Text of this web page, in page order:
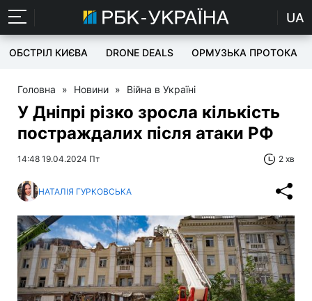
UA
ОБСТРІЛ КИЄВА DRONE DEALS ОРМУЗЬКА ПРОТОКА
Головна » Новини » Війна в Україні
У Дніпрі різко зросла кількість
постраждалих після атаки РФ
14:48 19.04.2024 Пт 2 хв
НАТАЛІЯ ГУРКОВСЬКА